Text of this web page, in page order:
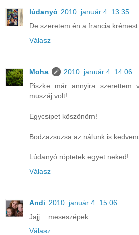
lúdanyó 2010. január 4. 13:35
De szeretem én a francia
Válasz
Moha
2010. január 4. 14:06
Piszke már annyira szerettem
muszáj volt!
Egycsipet köszönöm!
Bodzazsuzsa az nálunk is
Lúdanyó röptetek egyet neked!
Válasz
Andi 2010. január 4. 15:06
Jajj....meseszépek.
Válasz